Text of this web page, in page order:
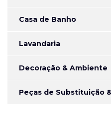
Casa de Banho
Lavandaria
Decoração & Ambiente
Peças de Substituição